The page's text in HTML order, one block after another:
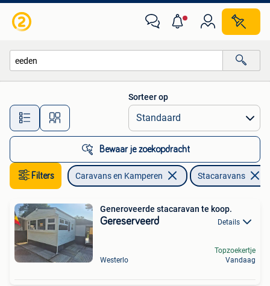
Alle afstanden…
Sorteer op
Bewaar je zoekopdracht
Filters Caravans en Kamperen Stacaravans
Generoveerde stacaravan te koop.
Gereserveerd Details
Westerlo
Topzoekertje
Vandaag